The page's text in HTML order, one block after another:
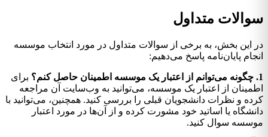
سوالات متداول
در این بخش، به برخی از سوالات متداول در مورد انتخاب موسسه
انجام پایان‌نامه پاسخ می‌دهیم:
1. چگونه می‌توانم از اعتبار یک موسسه اطمینان حاصل کنم؟
برای
اطمینان از اعتبار یک موسسه، می‌توانید به وب‌سایت آن مراجعه
کرده و نظرات دانشجویان قبلی را بررسی کنید. همچنین، می‌توانید با
دانشگاه یا اساتید خود مشورت کرده و از آن‌ها در مورد اعتبار
موسسه سوال کنید.